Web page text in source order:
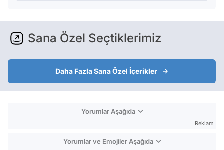
Sana Özel Seçtiklerimiz
Daha Fazla Sana Özel İçerikler
Yorumlar Aşağıda
Reklam
Yorumlar ve Emojiler Aşağıda